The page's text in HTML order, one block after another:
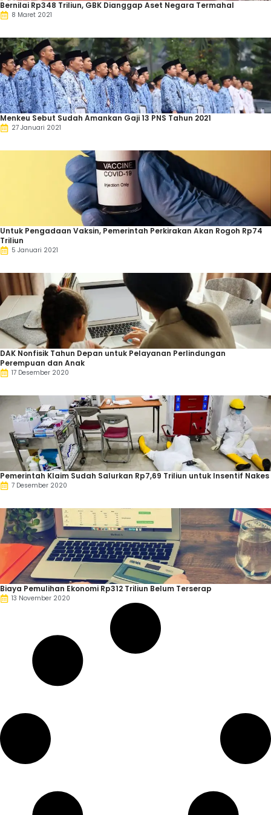
Bernilai Rp348 Triliun, GBK Dianggap Aset Negara Termahal
8 Maret 2021
Menkeu Sebut Sudah Amankan Gaji 13 PNS Tahun 2021
27 Januari 2021
Untuk Pengadaan Vaksin, Pemerintah Perkirakan Akan Rogoh Rp74
Triliun
5 Januari 2021
DAK Nonfisik Tahun Depan untuk Pelayanan Perlindungan
Perempuan dan Anak
17 Desember 2020
Pemerintah Klaim Sudah Salurkan Rp7,69 Triliun untuk Insentif Nakes
7 Desember 2020
Biaya Pemulihan Ekonomi Rp312 Triliun Belum Terserap
13 November 2020